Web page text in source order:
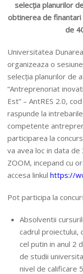
selecția planurilor
obtinerea de
de
Universitatea
organizeaza o
selecția planurilor de
“Antreprenoriat
Est” – AntRES 2.0,
raspunde la
competente
participarea la
va avea loc in data
ZOOM, incepand cu
accesa linkul https://
Pot participa la
Absolventii
cadrul proiectului,
cel putin in anul 2
de studii
nivel de calificare